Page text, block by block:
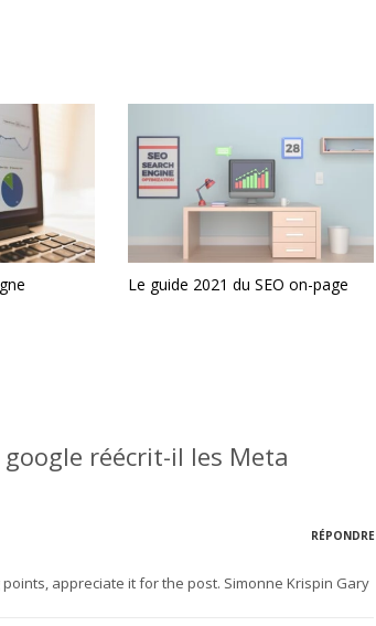
Le guide 2021 du SEO on-page
réécrit-il les Meta
RÉPONDRE
appreciate it for the post. Simonne Krispin Gary